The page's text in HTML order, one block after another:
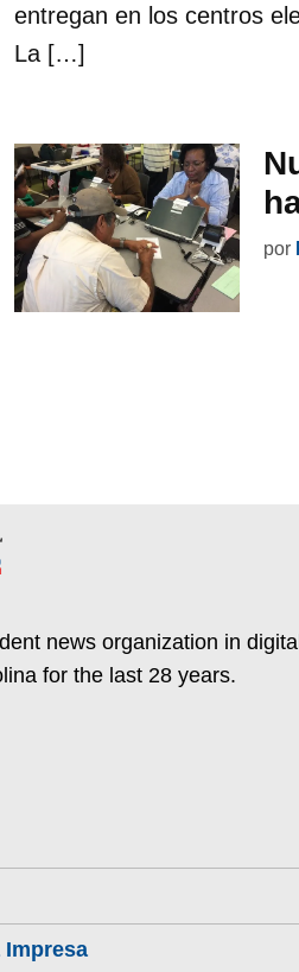
entregan en los centros
La […]
por
news organization in
for the last 28 years.